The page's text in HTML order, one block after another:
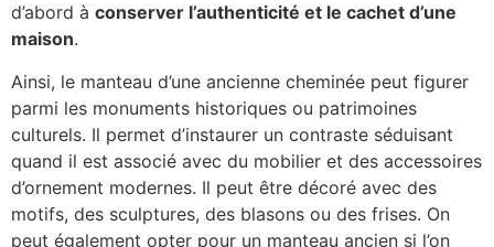
d’abord à conserver l’authenticité et le cachet d’une
maison.
Ainsi, le manteau d’une ancienne cheminée peut figurer
parmi les monuments historiques ou patrimoines
culturels. Il permet d’instaurer un contraste séduisant
quand il est associé avec du mobilier et des accessoires
d’ornement modernes. Il peut être décoré avec des
motifs, des sculptures, des blasons ou des frises. On
peut également opter pour un manteau ancien si l’on